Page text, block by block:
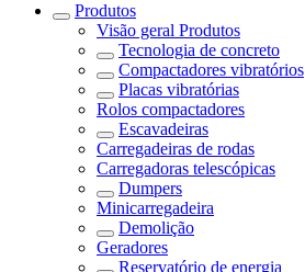
Produtos
Visão geral Produtos
Tecnologia de concreto
Compactadores vibratórios
Placas vibratórias
Rolos compactadores
Escavadeiras
Carregadeiras de rodas
Carregadoras telescópicas
Dumpers
Minicarregadeira
Demolição
Geradores
Reservatório de energia